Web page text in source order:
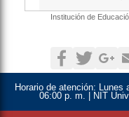
Institución de
FacebookTwitter
Horario de atención: Lunes
06:00 p. m. | NIT